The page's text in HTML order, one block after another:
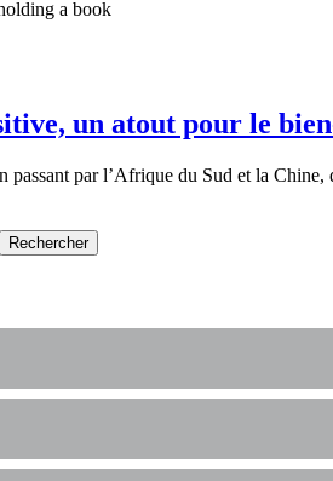
un atout pour le
passant par l’Afrique du Sud et la
Rechercher